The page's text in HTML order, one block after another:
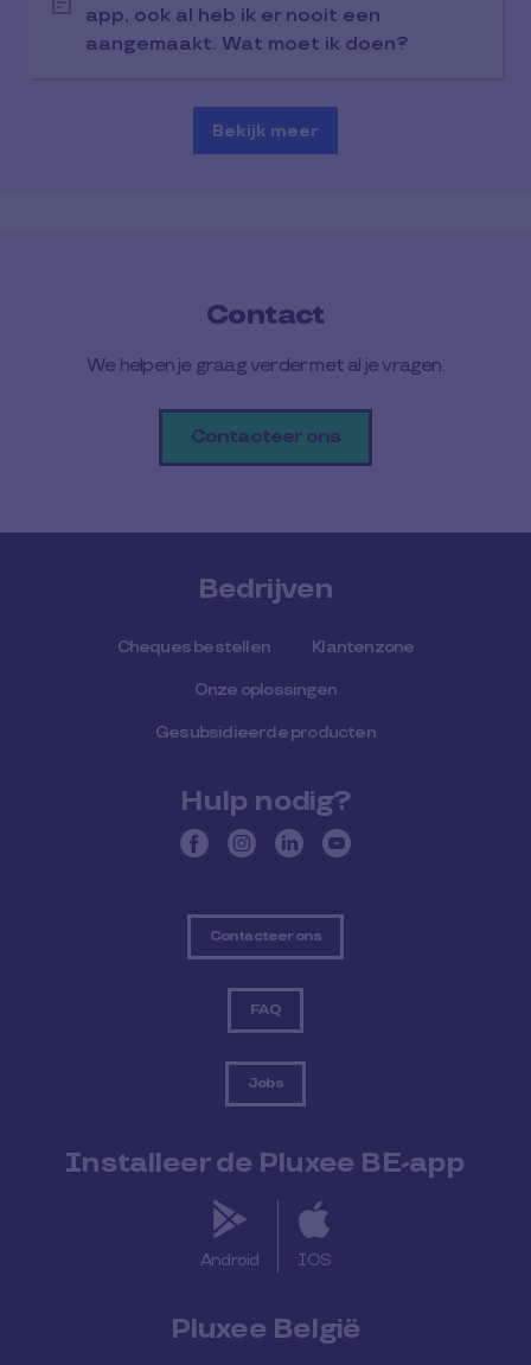
app, ook al heb ik er nooit een
aangemaakt. Wat moet ik doen?
Bekijk meer
Contact
We helpen je graag verder met al je vragen.
Contacteer ons
Bedrijven
Cheques bestellen Klantenzone
Onze oplossingen
Gesubsidieerde producten
Hulp nodig?
Contacteer ons
FAQ
Jobs
Installeer de Pluxee BE-app
Android IOS
Pluxee België